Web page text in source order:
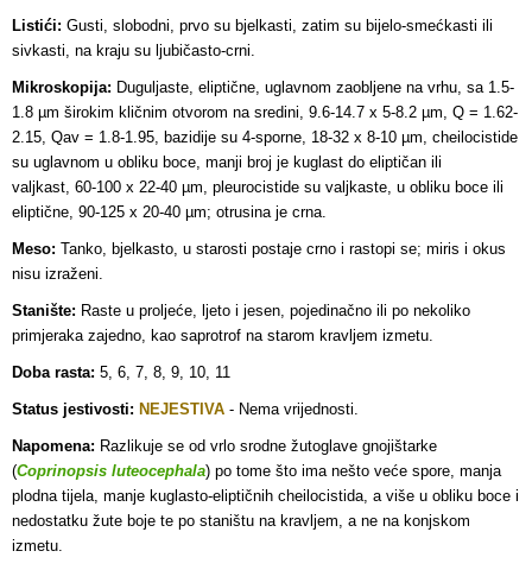
Listići: Gusti, slobodni, prvo su bjelkasti, zatim su bijelo-smećkasti ili
sivkasti, na kraju su ljubičasto-crni.
Mikroskopija: Duguljaste, eliptične, uglavnom zaobljene na vrhu, sa 1.5-
1.8 µm širokim kličnim otvorom na sredini, 9.6-14.7 x 5-8.2 µm, Q = 1.62-
2.15, Qav = 1.8-1.95, bazidije su 4-sporne, 18-32 x 8-10 µm, cheilocistide
su uglavnom u obliku boce, manji broj je kuglast do eliptičan ili
valjkast, 60-100 x 22-40 µm, pleurocistide su valjkaste, u obliku boce ili
eliptične, 90-125 x 20-40 µm; otrusina je crna.
Meso: Tanko, bjelkasto, u starosti postaje crno i rastopi se; miris i okus
nisu izraženi.
Stanište: Raste u proljeće, ljeto i jesen, pojedinačno ili po nekoliko
primjeraka zajedno, kao saprotrof na starom kravljem izmetu.
Doba rasta: 5, 6, 7, 8, 9, 10, 11
Status jestivosti: NEJESTIVA - Nema vrijednosti.
Napomena: Razlikuje se od vrlo srodne žutoglave gnojištarke
(Coprinopsis luteocephala) po tome što ima nešto veće spore, manja
plodna tijela, manje kuglasto-eliptičnih cheilocistida, a više u obliku boce i
nedostatku žute boje te po staništu na kravljem, a ne na konjskom
izmetu.